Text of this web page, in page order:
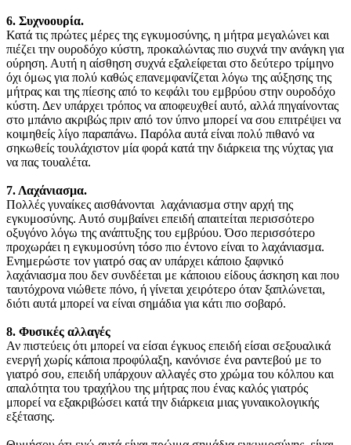
6. Συχνοουρία.
Κατά τις πρώτες μέρες της εγκυμοσύνης, η μήτρα μεγαλώνει και
πιέζει την ουροδόχο κύστη, προκαλώντας πιο συχνά την ανάγκη για
ούρηση. Αυτή η αίσθηση συχνά εξαλείφεται στο δεύτερο τρίμηνο
όχι όμως για πολύ καθώς επανεμφανίζεται λόγω της αύξησης της
μήτρας και της πίεσης από το κεφάλι του εμβρύου στην ουροδόχο
κύστη. Δεν υπάρχει τρόπος να αποφευχθεί αυτό, αλλά πηγαίνοντας
στο μπάνιο ακριβώς πριν από τον ύπνο μπορεί να σου επιτρέψει να
κοιμηθείς λίγο παραπάνω. Παρόλα αυτά είναι πολύ πιθανό να
σηκωθείς τουλάχιστον μία φορά κατά την διάρκεια της νύχτας για
να πας τουαλέτα.
7. Λαχάνιασμα.
Πολλές γυναίκες αισθάνονται λαχάνιασμα στην αρχή της
εγκυμοσύνης. Αυτό συμβαίνει επειδή απαιτείται περισσότερο
οξυγόνο λόγω της ανάπτυξης του εμβρύου. Όσο περισσότερο
προχωράει η εγκυμοσύνη τόσο πιο έντονο είναι το λαχάνιασμα.
Ενημερώστε τον γιατρό σας αν υπάρχει κάποιο ξαφνικό
λαχάνιασμα που δεν συνδέεται με κάποιου είδους άσκηση και που
ταυτόχρονα νιώθετε πόνο, ή γίνεται χειρότερο όταν ξαπλώνεται,
διότι αυτά μπορεί να είναι σημάδια για κάτι πιο σοβαρό.
8. Φυσικές αλλαγές
Αν πιστεύεις ότι μπορεί να είσαι έγκυος επειδή είσαι σεξουαλικά
ενεργή χωρίς κάποια προφύλαξη, κανόνισε ένα ραντεβού με το
γιατρό σου, επειδή υπάρχουν αλλαγές στο χρώμα του κόλπου και
απαλότητα του τραχήλου της μήτρας που ένας καλός γιατρός
μπορεί να εξακριβώσει κατά την διάρκεια μιας γυναικολογικής
εξέτασης.